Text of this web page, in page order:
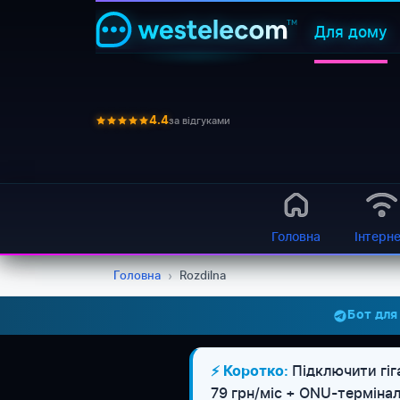
Для дому
4.4за відгуками
Головна
Головна › Rozdilna
Бот
⚡ Коротко: Підключити
79 грн/міс + ONU-